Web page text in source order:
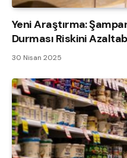
Yeni Araştırma:
Durması Riskini
30 Nisan 2025